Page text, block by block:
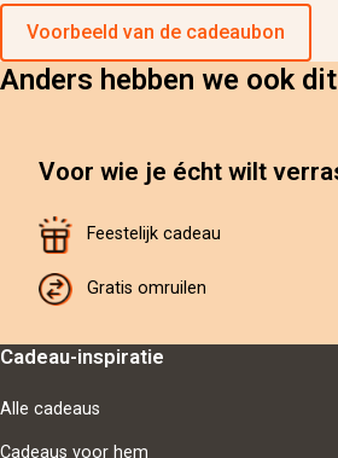
Voorbeeld van de cadeaubon
Anders hebben we ook dit
Voor wie je écht wilt
Feestelijk cadeau
Gratis omruilen
Cadeau-inspiratie
Alle cadeaus
Cadeaus voor hem